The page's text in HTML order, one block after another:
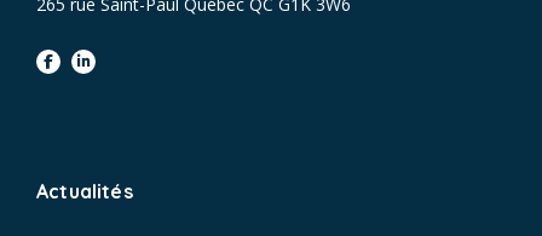
facebooklinkedin
Actualités